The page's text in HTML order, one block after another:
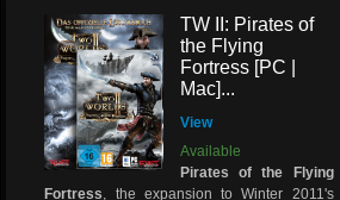
TW II: Pirates of
the Flying
Fortress [PC |
Mac]...
View
Available
Pirates of the Flying
Fortress, the expansion to Winter 2011's